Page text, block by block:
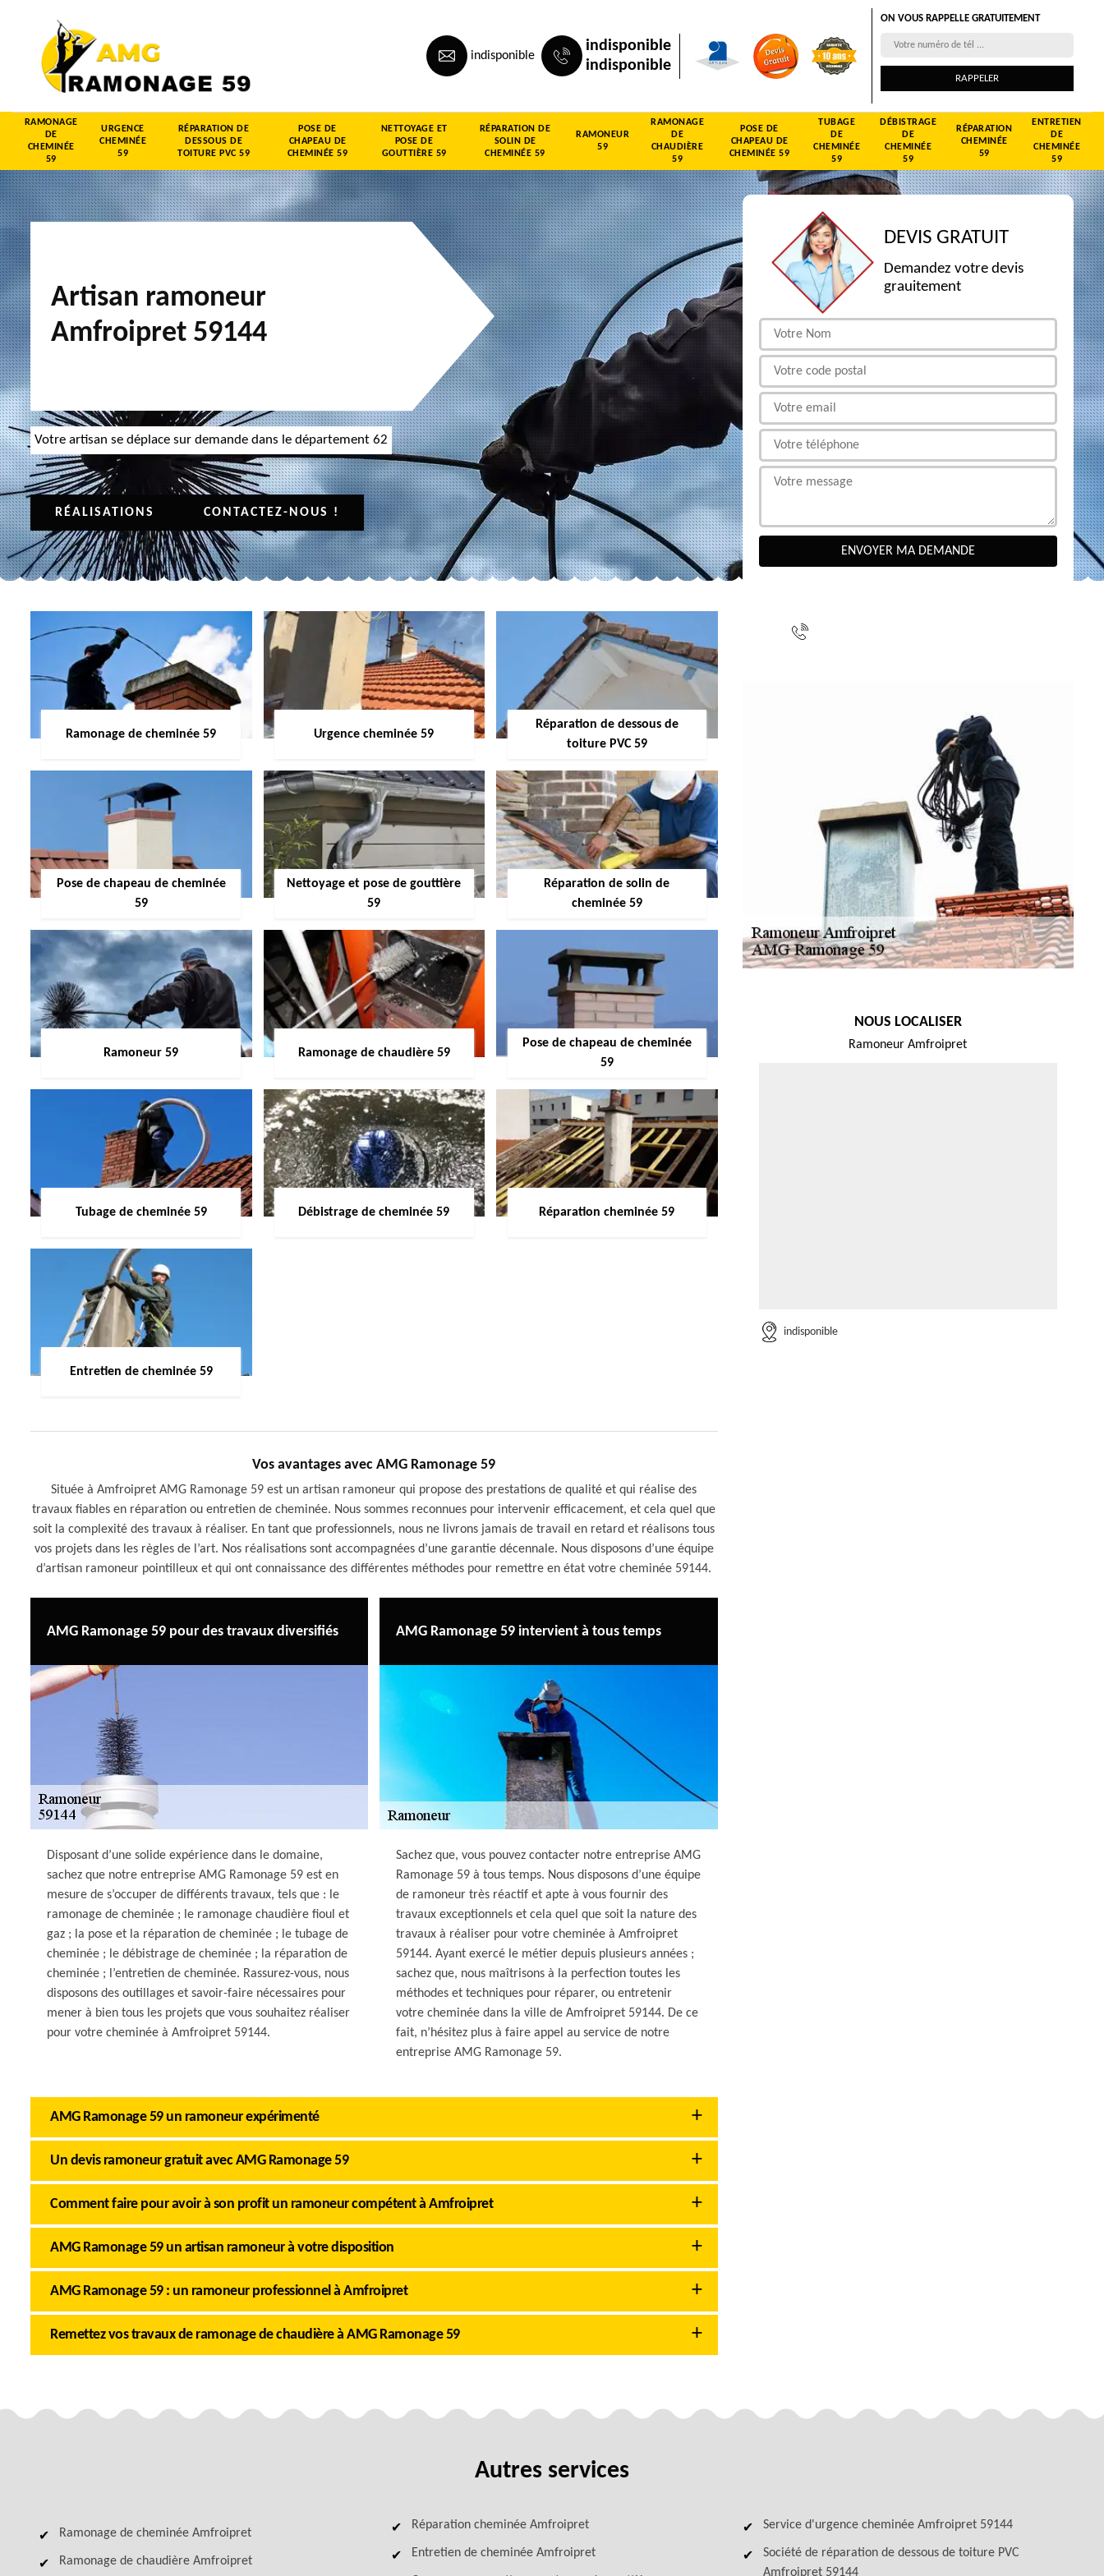
indisponible
indisponible
indisponible
ON VOUS RAPPELLE GRATUITEMENT
RAMONAGE
DE
CHEMINÉE
59
URGENCE
CHEMINÉE
59
RÉPARATION DE
DESSOUS DE
TOITURE PVC 59
POSE DE
CHAPEAU DE
CHEMINÉE 59
NETTOYAGE ET
POSE DE
GOUTTIÈRE 59
RÉPARATION DE
SOLIN DE
CHEMINÉE 59
RAMONEUR
59
RAMONAGE
DE
CHAUDIÈRE
59
POSE DE
CHAPEAU DE
CHEMINÉE 59
TUBAGE
DE
CHEMINÉE
59
DÉBISTRAGE
DE
CHEMINÉE
59
RÉPARATION
CHEMINÉE
59
ENTRETIEN
DE
CHEMINÉE
59
Artisan ramoneur
Amfroipret 59144
Votre artisan se déplace sur demande dans le département 62
RÉALISATIONS CONTACTEZ-NOUS !
Ramonage de cheminée 59 Urgence cheminée 59
Réparation de dessous de
toiture PVC 59
Pose de chapeau de cheminée
59
Nettoyage et pose de gouttière
59
Réparation de solin de
cheminée 59
Ramoneur 59 Ramonage de chaudière 59
Pose de chapeau de cheminée
59
Tubage de cheminée 59 Débistrage de cheminée 59 Réparation cheminée 59
Entretien de cheminée 59
Vos avantages avec AMG Ramonage 59
Située à Amfroipret AMG Ramonage 59 est un artisan ramoneur qui propose des prestations de qualité et qui réalise des
travaux fiables en réparation ou entretien de cheminée. Nous sommes reconnues pour intervenir efficacement, et cela quel que
soit la complexité des travaux à réaliser. En tant que professionnels, nous ne livrons jamais de travail en retard et réalisons tous
vos projets dans les règles de l’art. Nos réalisations sont accompagnées d’une garantie décennale. Nous disposons d’une équipe
d’artisan ramoneur pointilleux et qui ont connaissance des différentes méthodes pour remettre en état votre cheminée 59144.
AMG Ramonage 59 pour des travaux diversifiés
Disposant d’une solide expérience dans le domaine,
sachez que notre entreprise AMG Ramonage 59 est en
mesure de s’occuper de différents travaux, tels que : le
ramonage de cheminée ; le ramonage chaudière fioul et
gaz ; la pose et la réparation de cheminée ; le tubage de
cheminée ; le débistrage de cheminée ; la réparation de
cheminée ; l’entretien de cheminée. Rassurez-vous, nous
disposons des outillages et savoir-faire nécessaires pour
mener à bien tous les projets que vous souhaitez réaliser
pour votre cheminée à Amfroipret 59144.
AMG Ramonage 59 intervient à tous temps
Sachez que, vous pouvez contacter notre entreprise AMG
Ramonage 59 à tous temps. Nous disposons d’une équipe
de ramoneur très réactif et apte à vous fournir des
travaux exceptionnels et cela quel que soit la nature des
travaux à réaliser pour votre cheminée à Amfroipret
59144. Ayant exercé le métier depuis plusieurs années ;
sachez que, nous maîtrisons à la perfection toutes les
méthodes et techniques pour réparer, ou entretenir
votre cheminée dans la ville de Amfroipret 59144. De ce
fait, n’hésitez plus à faire appel au service de notre
entreprise AMG Ramonage 59.
AMG Ramonage 59 un ramoneur expérimenté
Un devis ramoneur gratuit avec AMG Ramonage 59
Comment faire pour avoir à son profit un ramoneur compétent à Amfroipret
AMG Ramonage 59 un artisan ramoneur à votre disposition
AMG Ramonage 59 : un ramoneur professionnel à Amfroipret
Remettez vos travaux de ramonage de chaudière à AMG Ramonage 59
DEVIS GRATUIT
Demandez votre devis
grauitement
NOUS LOCALISER
Ramoneur Amfroipret
indisponible
Autres services
Ramonage de cheminée Amfroipret
Ramonage de chaudière Amfroipret
Réparation cheminée Amfroipret
Entretien de cheminée Amfroipret
Service d'urgence cheminée Amfroipret 59144
Société de réparation de dessous de toiture PVC
Amfroipret 59144